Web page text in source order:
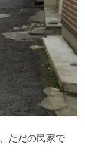
ただの民家で